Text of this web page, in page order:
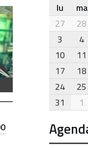
month-
8
lu ma
27
28
3
4
10
11
17
18
24
25
31
1